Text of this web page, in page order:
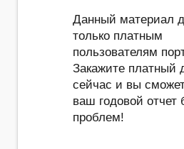
Данный материал
только платным
пользователям
Закажите платный
сейчас и вы
ваш годовой отчет
проблем!